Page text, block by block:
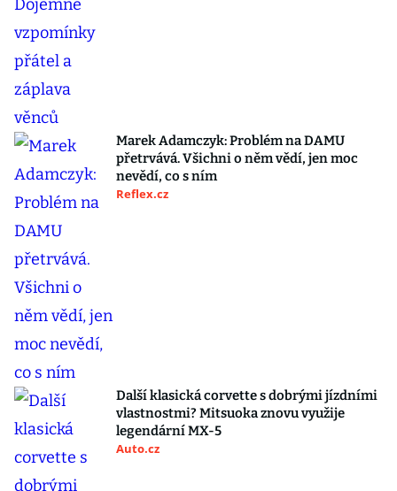
Marek Adamczyk: Problém na DAMU
přetrvává. Všichni o něm vědí, jen moc
nevědí, co s ním
Reflex.cz
Další klasická corvette s dobrými jízdními
vlastnostmi? Mitsuoka znovu využije
legendární MX-5
Auto.cz